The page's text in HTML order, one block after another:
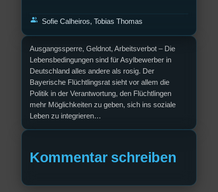
Ausgangssperre, Geldnot, Arbeitsverbot – Die
Lebensbedingungen sind für Asylbewerber in
Deutschland alles andere als rosig. Der
Bayerische Flüchtlingsrat sieht vor allem die
Politik in der Verantwortung, den Flüchtlingen
mehr Möglichkeiten zu geben, sich ins soziale
Leben zu integrieren…
Kommentar schreiben
group Sofie Calheiros, Tobias Thomas